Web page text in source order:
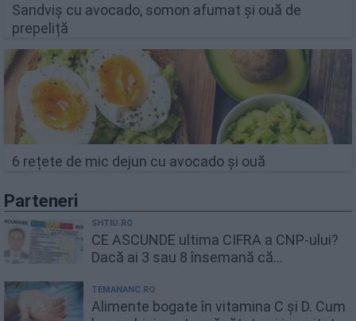
Sandviș cu avocado, somon afumat și ouă de
prepeliță
6 rețete de mic dejun cu avocado și ouă
Parteneri
SHTIU.RO
CE ASCUNDE ultima CIFRA a CNP-ului?
Dacă ai 3 sau 8 însemană că...
TEMANANC.RO
Alimente bogate în vitamina C și D. Cum